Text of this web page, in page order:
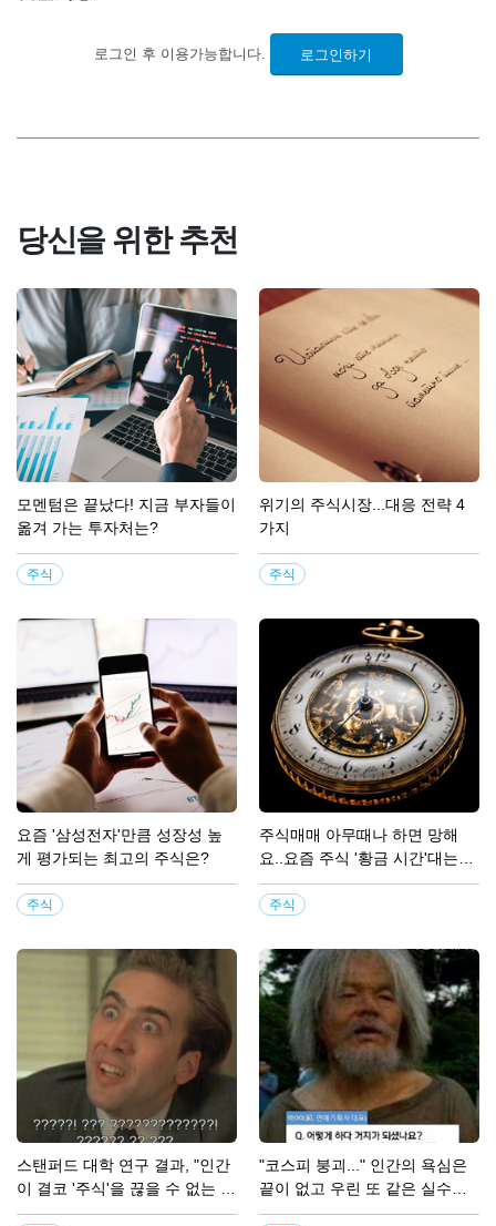
로그인 후 이용가능합니다. 로그인하기
당신을 위한 추천
모멘텀은 끝났다! 지금 부자들이
옮겨 가는 투자처는?
주식
위기의 주식시장...대응 전략 4
가지
주식
요즘 '삼성전자'만큼 성장성 높
게 평가되는 최고의 주식은?
주식
주식매매 아무때나 하면 망해
요..요즘 주식 '황금 시간'대는
00시~00시!
주식
스탠퍼드 대학 연구 결과, "인간
이 결코 '주식'을 끊을 수 없는 이
유"
"코스피 붕괴..." 인간의 욕심은
끝이 없고 우린 또 같은 실수
를...